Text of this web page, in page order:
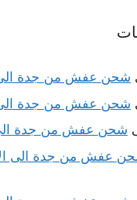
شحن عفش من جدة الى
شحن عفش من جدة الى
شحن عفش من جدة
عفش من جدة الى